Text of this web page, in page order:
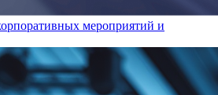
мероприятий и